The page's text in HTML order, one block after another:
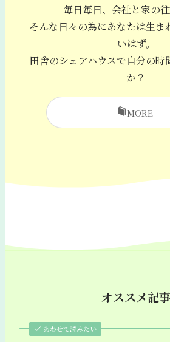
毎日毎日、会社と家の
そんな日々の為にあなたは生ま
いはず。
田舎のシェアハウスで自分の時
か？
MORE
オススメ記事
あわせて読みたい